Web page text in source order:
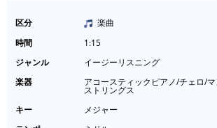
区分
楽曲
時間
1:15
ジャンル
イージーリスニング
楽器
アコースティックピアノ/チェロ/
ストリングス
キー
メジャー